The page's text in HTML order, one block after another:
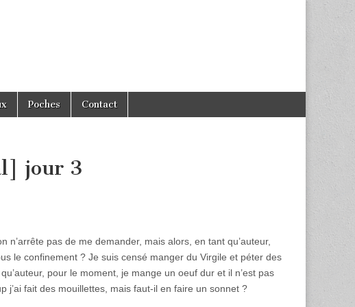
Poches Contact
jour 3
n’arrête pas de me demander, mais alors, en tant qu’auteur,
le confinement ? Je suis censé manger du Virgile et péter des
pour le moment, je mange un oeuf dur et il n’est pas
j’ai fait des mouillettes, mais faut-il en faire un sonnet ?